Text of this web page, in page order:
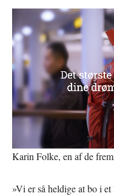
Karin Folke, en af de
»Vi er så heldige at bo i